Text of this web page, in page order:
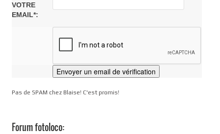
VOTRE
EMAIL*:
Pas de SPAM chez Blaise! C'est promis!
Forum fotoloco: